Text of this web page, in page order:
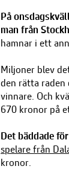
På
man från
hamnar i ett
Miljoner blev
den rätta
vinnare. Och
670 kronor på
Det bäddade
spelare från
kronor.